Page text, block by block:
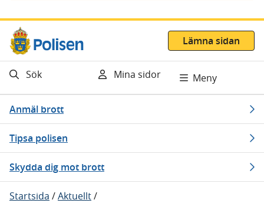
Gå direkt till innehåll
Lämna sidan
Sök Mina sidor Meny
Anmäl brott
Tipsa polisen
Skydda dig mot brott
Startsida /Aktuellt/